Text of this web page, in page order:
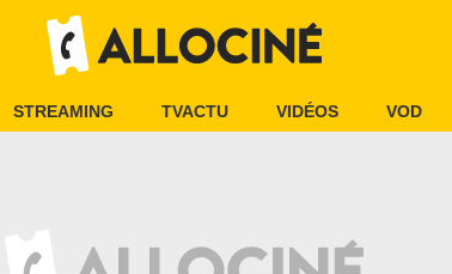
STREAMING TVACTU VIDÉOS VOD